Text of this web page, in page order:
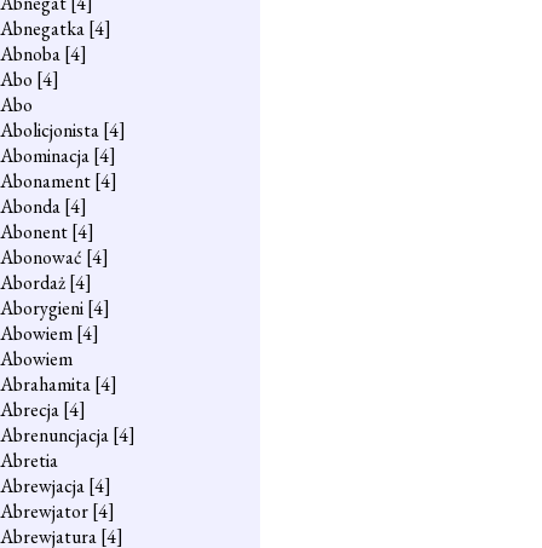
Abnegatka[4]
Abnoba[4]
Abo [4]
Abo
Abolicjonista[4]
Abominacja[4]
Abonament[4]
Abonda[4]
Abonent[4]
Abonować [4]
Abordaż[4]
Aborygieni[4]
Abowiem[4]
Abowiem
Abrahamita[4]
Abrecja[4]
Abrenuncjacja[4]
Abretia
Abrewjacja[4]
Abrewjator[4]
Abrewjatura[4]